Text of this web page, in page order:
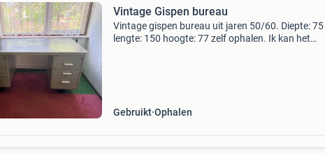
Vintage Gispen bureau
Vintage gispen bureau uit jaren 50/60. Diepte: 75
lengte: 150 hoogte: 77 zelf ophalen. Ik kan het
Gebruikt Ophalen